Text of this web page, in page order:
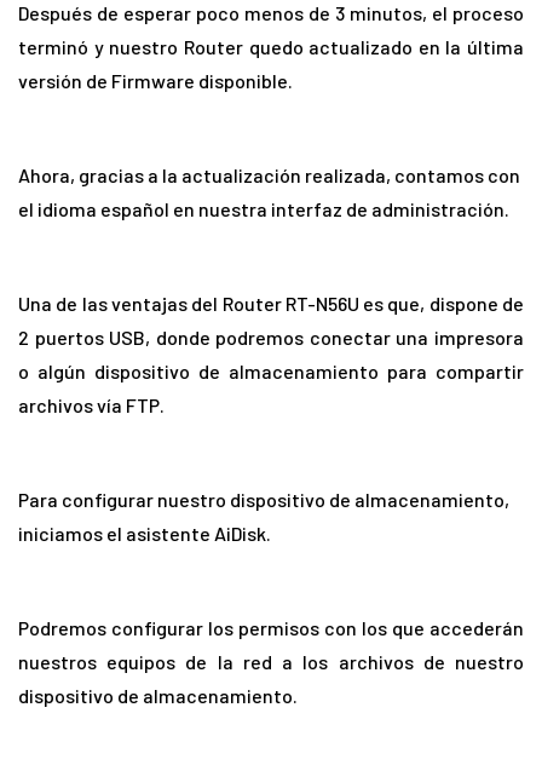
Después de esperar poco menos de 3 minutos, el proceso
terminó y nuestro Router quedo actualizado en la última
versión de Firmware disponible.
Ahora, gracias a la actualización realizada, contamos con
el idioma español en nuestra interfaz de administración.
Una de las ventajas del Router RT-N56U es que, dispone de
2 puertos USB, donde podremos conectar una impresora
o algún dispositivo de almacenamiento para compartir
archivos vía FTP.
Para configurar nuestro dispositivo de almacenamiento,
iniciamos el asistente AiDisk.
Podremos configurar los permisos con los que accederán
nuestros equipos de la red a los archivos de nuestro
dispositivo de almacenamiento.